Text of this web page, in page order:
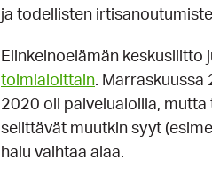
ja todellisten
Elinkeinoelämän keskusliitto
toimialoittain. Marraskuussa
2020 oli palvelualoilla, mutta
selittävät muutkin syyt
halu vaihtaa alaa.